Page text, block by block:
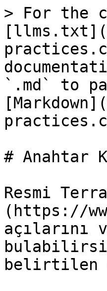
> For the
`.md` to
# Anahtar
Resmi
(https://
açılarını
belirtilen